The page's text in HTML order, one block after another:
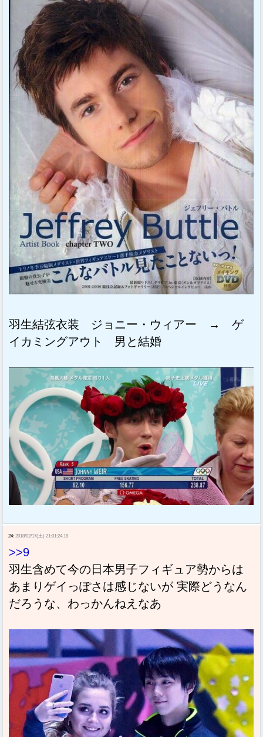
羽生結弦衣装 ジョニー・ウィアー → ゲ
イカミングアウト 男と結婚
24: 2018/02/17(土) 21:01:24.18
>>9
羽生含めて今の日本男子フィギュア勢からは
あまりゲイっぽさは感じないが 実際どうなん
だろうな、わっかんねえなあ